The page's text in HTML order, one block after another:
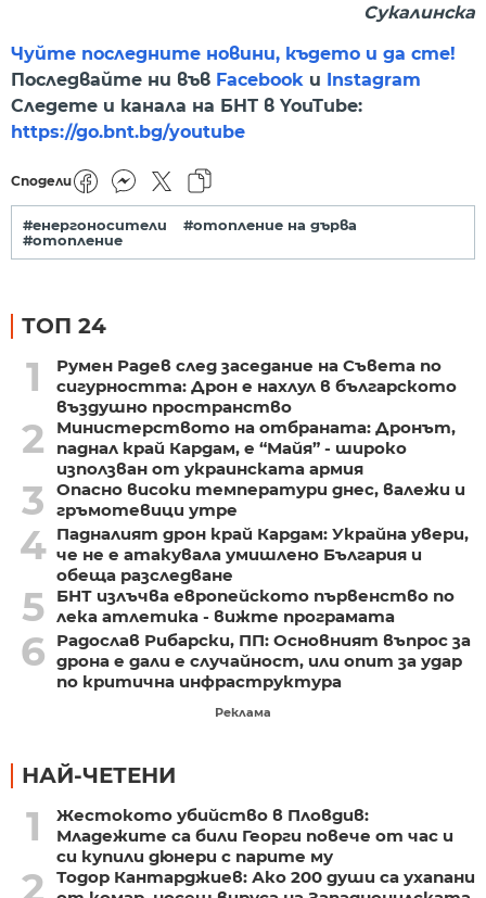
Сукалинска
Чуйте последните новини, където и да сте!
Последвайте ни във Facebook и
Instagram
Следете и канала на БНТ в YouTube:
https://go.bnt.bg/youtube
Сподели
#енергоносители
#отопление на дърва
#отопление
ТОП 24
1
Румен Радев след заседание на Съвета по
сигурността: Дрон е нахлул в българското
въздушно пространство
2
Министерството на отбраната: Дронът,
паднал край Кардам, е “Майя” - широко
използван от украинската армия
3
Опасно високи температури днес, валежи и
гръмотевици утре
4 Падналият дрон край Кардам: Украйна увери,
че не е атакувала умишлено България и
обеща разследване
5
БНТ излъчва европейското първенство по
лека атлетика - вижте програмата
6
Радослав Рибарски, ПП: Основният въпрос за
дрона е дали е случайност, или опит за удар
по критична инфраструктура
Реклама
НАЙ-ЧЕТЕНИ
1
Жестокото убийство в Пловдив:
Младежите са били Георги повече от час и
си купили дюнери с парите му
2
Тодор Кантарджиев: Ако 200 души са ухапани